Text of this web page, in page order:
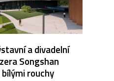
a divadelní
Songshan
rouchy